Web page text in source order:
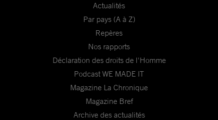
Actualités
Par pays (A à Z)
Repères
Nos rapports
Déclaration des droits de l'Homme
Podcast WE MADE IT
Magazine La Chronique
Magazine Bref
Archive des actualités